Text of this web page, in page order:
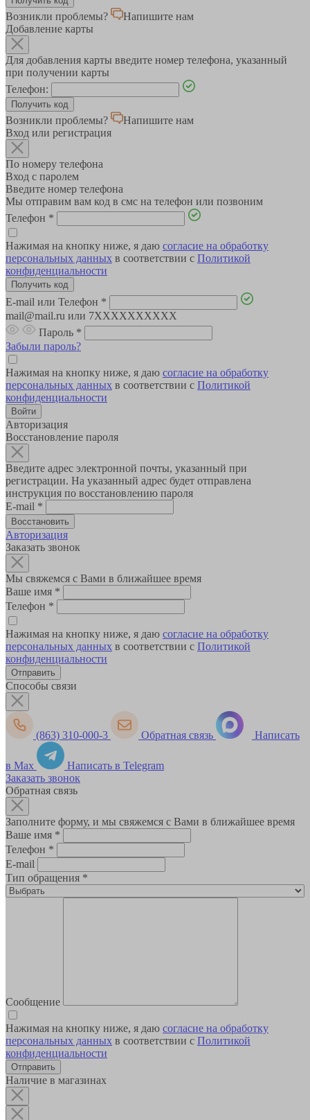
Возникли проблемы?
Напишите нам
Добавление карты
Для добавления карты введите номер телефона, указанный
при получении карты
Телефон:
Возникли проблемы?
Напишите нам
Вход или регистрация
По номеру телефона
Вход с паролем
Введите номер телефона
Мы отправим вам код в смс на телефон или позвоним
Телефон *
Нажимая на кнопку ниже, я даю согласие на обработку
персональных данных в соответствии с Политикой
конфиденциальности
E-mail или Телефон *
mail@mail.ru или 7XXXXXXXXXX
Пароль *
Забыли пароль?
Нажимая на кнопку ниже, я даю согласие на обработку
персональных данных в соответствии с Политикой
конфиденциальности
Авторизация
Восстановление пароля
Введите адрес электронной почты, указанный при
регистрации. На указанный адрес будет отправлена
инструкция по восстановлению пароля
E-mail *
Авторизация
Заказать звонок
Мы свяжемся с Вами в ближайшее время
Ваше имя *
Телефон *
Нажимая на кнопку ниже, я даю согласие на обработку
персональных данных в соответствии с Политикой
конфиденциальности
Способы связи
(863) 310-000-3 Обратная связь Написать
в Max
Написать в Telegram
Заказать звонок
Обратная связь
Заполните форму, и мы свяжемся с Вами в ближайшее время
Ваше имя *
Телефон *
E-mail
Тип обращения *
Сообщение
Нажимая на кнопку ниже, я даю согласие на обработку
персональных данных в соответствии с Политикой
конфиденциальности
Наличие в магазинах